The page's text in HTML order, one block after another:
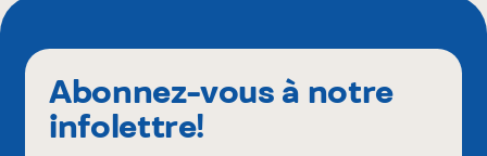
Abonnez-vous à notre
infolettre!